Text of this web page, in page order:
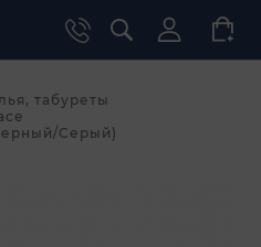
табуреты
Серый)